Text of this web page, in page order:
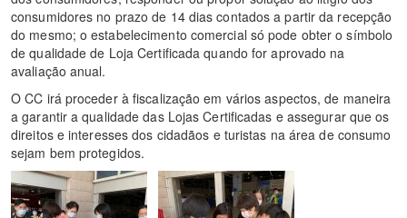
consumidores no prazo de 14 dias contados a partir da recepção
do mesmo; o estabelecimento comercial só pode obter o símbolo
de qualidade de Loja Certificada quando for aprovado na
avaliação anual.
O CC irá proceder à fiscalização em vários aspectos, de maneira
a garantir a qualidade das Lojas Certificadas e assegurar que os
direitos e interesses dos cidadãos e turistas na área de consumo
sejam bem protegidos.